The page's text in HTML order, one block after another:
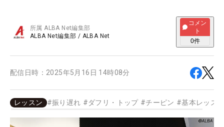
所属ALBA Net編集部
ALBA Net編集部 / ALBA Net
コメン
ト
0件
配信日時： 2025年5月16日 14時08分
レッスン #振り遅れ #ダフリ・トップ #チーピン #基本レッス